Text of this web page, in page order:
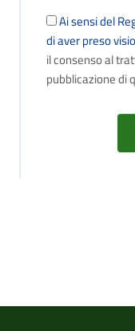
Ai sensi del
di aver preso
il consenso al
pubblicazione di